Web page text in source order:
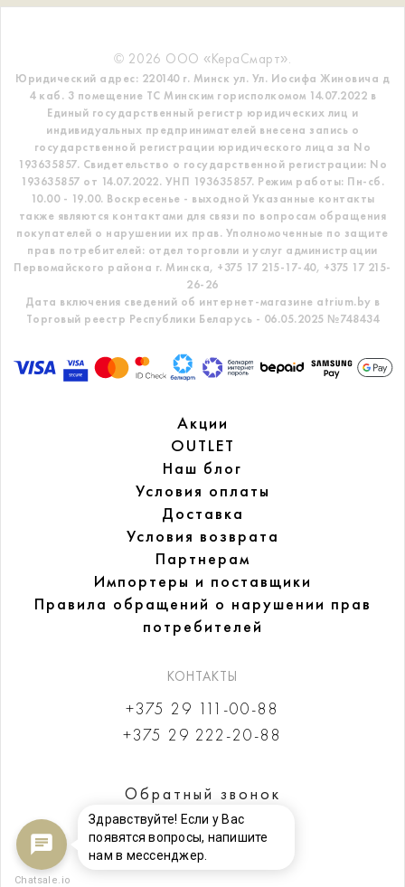
© 2026 ООО «КераСмарт».
Юридический адрес: 220140 г. Минск ул. Ул. Иосифа Жиновича д
4 каб. 3 помещение ТС Минским горисполкомом 14.07.2022 в
Единый государственный регистр юридических лиц и
индивидуальных предпринимателей внесена запись о
государственной регистрации юридического лица за No
193635857. Свидетельство о государственной регистрации: No
193635857 от 14.07.2022. УНП 193635857. Режим работы: Пн-сб.
10.00 - 19.00. Воскресенье - выходной Указанные контакты
также являются контактами для связи по вопросам обращения
покупателей о нарушении их прав. Уполномоченные по защите
прав потребителей: отдел торговли и услуг администрации
Первомайского района г. Минска, +375 17 215-17-40, +375 17 215-
26-26
Дата включения сведений об интернет-магазине atrium.by в
Торговый реестр Республики Беларусь - 06.05.2025 №748434
Акции
OUTLET
Наш блог
Условия оплаты
Доставка
Условия возврата
Партнерам
Импортеры и поставщики
Правила обращений о нарушении прав
потребителей
КОНТАКТЫ
+375 29 111-00-88
+375 29 222-20-88
Обратный звонок
Здравствуйте! Если у Вас
появятся вопросы, напишите
нам в мессенджер.
Chatsale.io